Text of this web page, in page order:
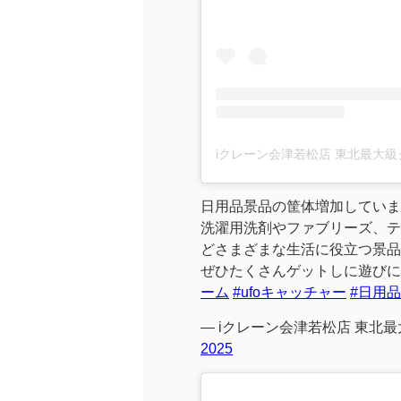
日用品景品の筐体増加してい
洗濯用洗剤やファブリーズ、
どさまざまな生活に役立つ景
ぜひたくさんゲットしに遊び
ーム #ufoキャッチャー #日用品
— iクレーン会津若松店 東北
2025